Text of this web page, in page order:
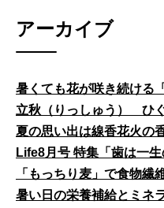
アーカイブ
暑くても花が咲き続ける
立秋（りっしゅう） ひ
夏の思い出は線香花火の
Life8月号 特集「歯は一生
「もっちり麦」で食物繊
暑い日の栄養補給とミネ